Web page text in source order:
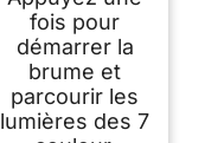
fois pour
démarrer la
brume et
parcourir les
lumières des 7